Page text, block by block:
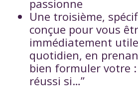
passionne
Une troisième,
conçue pour vous
immédiatement
quotidien, en
bien formuler votre :
réussi si…’’